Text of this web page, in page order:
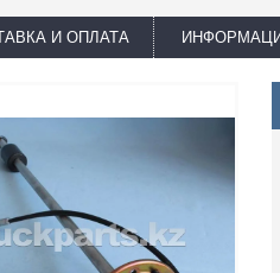
И ОПЛАТА